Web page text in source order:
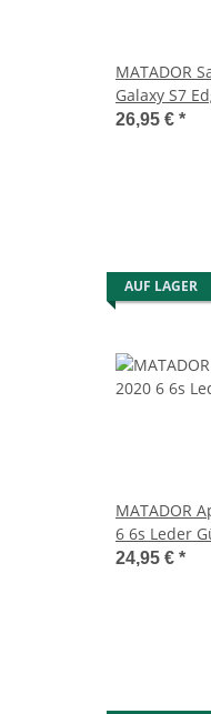
MATADOR
Galaxy S7
Quertasche
26,95 € *
AUF LAGER
MATADOR
6 6s Leder
Braun
24,95 € *